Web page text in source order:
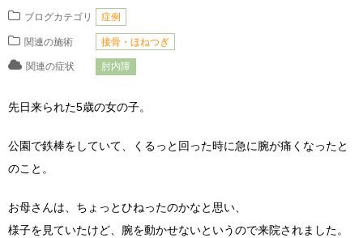
ブログカテゴリ 症例
関連の施術 接骨・ほねつぎ
関連の症状 肘内障
先日来られた5歳の女の子。
公園で鉄棒をしていて、くるっと回った時に急に腕が痛くなったと
のこと。
お母さんは、ちょっとひねったのかなと思い、
様子を見ていたけど、腕を動かせないというので来院されました。